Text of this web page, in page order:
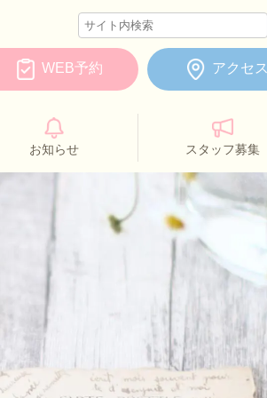
WEB予約 アクセス
お知らせ スタッフ募集